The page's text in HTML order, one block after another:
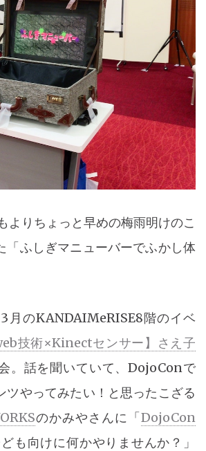
よりちょっと早めの梅雨明けのこ
「ふしぎマニューバーでふかし体
月のKANDAIMeRISE8階のイベ
技術×Kinectセンサー】さえ子
。話を聞いていて、DojoConで
ツやってみたい！と思ったこざる
のかみやさんに「DojoCon
も向けに何かやりませんか？」